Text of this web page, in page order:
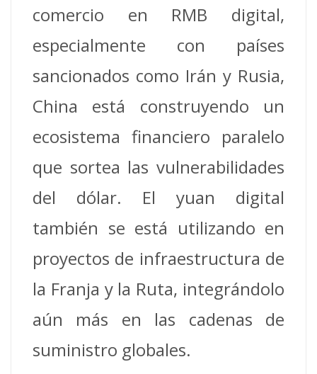
comercio en RMB digital,
especialmente con países
sancionados como Irán y Rusia,
China está construyendo un
ecosistema financiero paralelo
que sortea las vulnerabilidades
del dólar. El yuan digital
también se está utilizando en
proyectos de infraestructura de
la Franja y la Ruta, integrándolo
aún más en las cadenas de
suministro globales.